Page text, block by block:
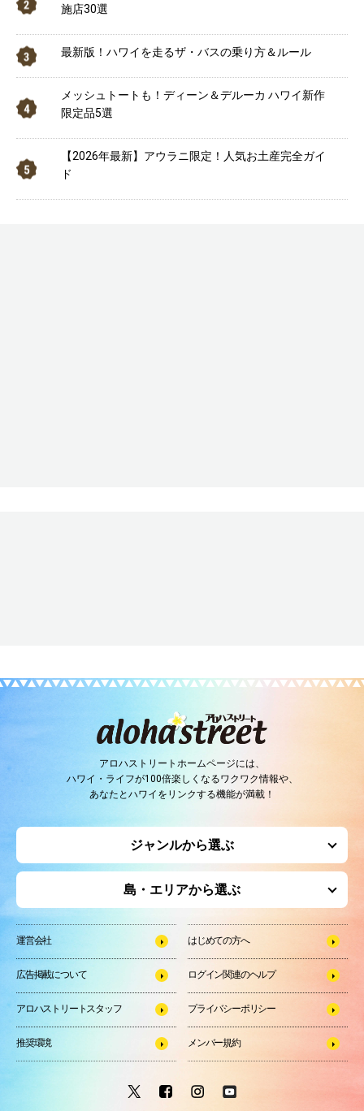
施店30選
最新版！ハワイを走るザ・バスの乗り方＆ルール
メッシュトートも！ディーン＆デルーカ ハワイ新作
限定品5選
【2026年最新】アウラニ限定！人気お土産完全ガイ
ド
アロハストリートホームページには、
ハワイ・ライフが100倍楽しくなるワクワク情報や、
あなたとハワイをリンクする機能が満載！
ジャンルから選ぶ
島・エリアから選ぶ
運営会社 はじめての方へ
広告掲載について ログイン関連のヘルプ
アロハストリートスタッフ プライバシーポリシー
推奨環境 メンバー規約